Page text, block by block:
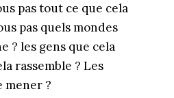
pas tout ce que cela
pas quels mondes
? les gens que cela
rassemble ? Les
mener ?